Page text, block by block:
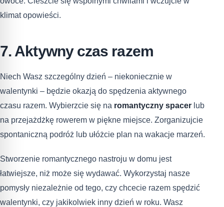
klimat opowieści.
7. Aktywny czas razem
Niech Wasz szczególny dzień – niekoniecznie w
walentynki – będzie okazją do spędzenia aktywnego
czasu razem. Wybierzcie się na romantyczny spacer lub
na przejażdżkę rowerem w piękne miejsce. Zorganizujcie
spontaniczną podróż lub ułóżcie plan na wakacje marzeń.
Stworzenie romantycznego nastroju w domu jest
łatwiejsze, niż może się wydawać. Wykorzystaj nasze
pomysły niezależnie od tego, czy chcecie razem spędzić
walentynki, czy jakikolwiek inny dzień w roku. Wasz